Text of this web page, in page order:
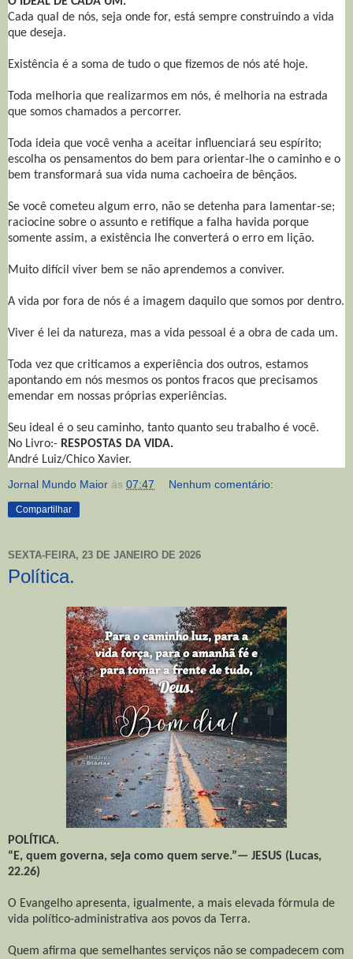
Cada qual de nós, seja onde for, está sempre construindo a vida
que deseja.
Existência é a soma de tudo o que fizemos de nós até hoje.
Toda melhoria que realizarmos em nós, é melhoria na estrada
que somos chamados a percorrer.
Toda ideia que você venha a aceitar influenciará seu espírito;
escolha os pensamentos do bem para orientar-lhe o caminho e o
bem transformará sua vida numa cachoeira de bênçãos.
Se você cometeu algum erro, não se detenha para lamentar-se;
raciocine sobre o assunto e retifique a falha havida porque
somente assim, a existência lhe converterá o erro em lição.
Muito difícil viver bem se não aprendemos a conviver.
A vida por fora de nós é a imagem daquilo que somos por dentro.
Viver é lei da natureza, mas a vida pessoal é a obra de cada um.
Toda vez que criticamos a experiência dos outros, estamos
apontando em nós mesmos os pontos fracos que precisamos
emendar em nossas próprias experiências.
Seu ideal é o seu caminho, tanto quanto seu trabalho é você.
No Livro:- RESPOSTAS DA VIDA.
André Luiz/Chico Xavier.
Jornal Mundo Maior às 07:47 Nenhum comentário:
Compartilhar
SEXTA-FEIRA, 23 DE JANEIRO DE 2026
Política.
POLÍTICA.
“E, quem governa, seja como quem serve.”— JESUS (Lucas,
22.26)
O Evangelho apresenta, igualmente, a mais elevada fórmula de
vida político-administrativa aos povos da Terra.
Quem afirma que semelhantes serviços não se compadecem com